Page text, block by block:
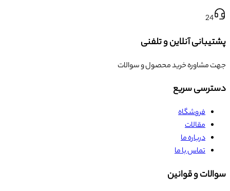
24
پشتیبانی آنلاین و تلفنی
جهت مشاوره خرید محصول و سوالات
دسترسی سریع
فروشگاه
مقالات
درباره ما
تماس با ما
سوالات و قوانین